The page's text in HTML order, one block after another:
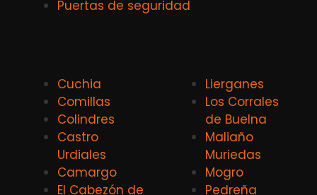
Puertas de seguridad
Cuchia
Comillas
Colindres
Castro
Urdiales
Camargo
El Cabezón de
Lierganes
Los Corrales
de Buelna
Maliaño
Muriedas
Mogro
Pedreña